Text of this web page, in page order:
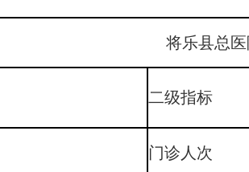
将乐县总医
二级指标
门诊人次